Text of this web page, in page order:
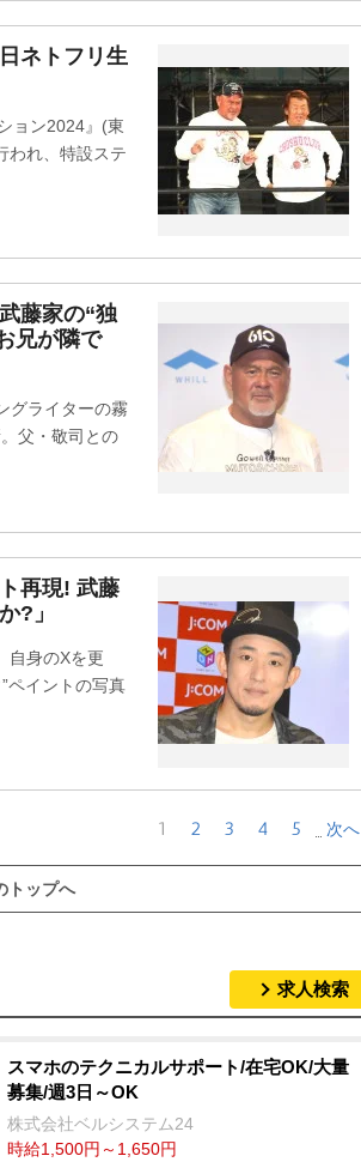
ネトフリ生
ョン2024』(東
われ、特設ステ
藤家の“独
兄が隣で
グライターの霧
父・敬司との
再現! 武藤
?」
自身のXを更
ペイントの写真
1 2 3 4 5 次へ
トップへ
求人検索
スマホのテクニカルサポート/在宅OK/大量
募集/週3日～OK
株式会社ベルシステム24
時給1,500円～1,650円